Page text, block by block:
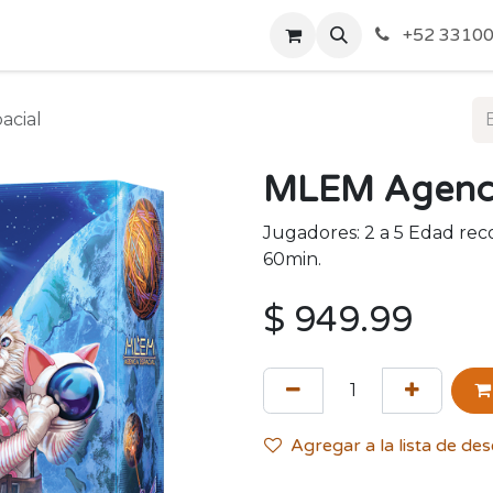
Acerca de Nosotros Politicas de Envío y
+52
MLEM
Jugadores: 2 a 5 Edad
60min.
$ 949.99
Agregar a la lista de